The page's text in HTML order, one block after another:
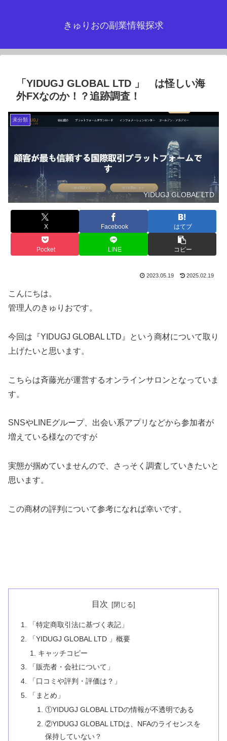
きゅりおの副業情報探求
「YIDUGJ GLOBAL LTD 」 は怪しい海
外FXなのか！？追跡調査！
未分類
YIDUGJ GLOBAL LTD
X Facebook はてブ
Pocket LINE コピー
2023.05.19 2025.02.19
こんにちは。
管理人のきゅりおです。
今回は『YIDUGJ GLOBAL LTD』という商材について取り
上げたいと思います。
こちらは斉藤光が運営するオンラインサロンとなっていま
す。
SNSやLINEグループ、出会い系アプリなどから参加者が
増えている様なのですが
実態が掴めていませんので、さっそく調査していきたいと
思います。
この商材の評判について参考になれば幸いです。
目次
「特定商取引法に基づく表記」
「YIDUGJ GLOBAL LTD 」概要
キャッチコピー
「販売者・会社について」
「口コミや評判・評価は？」
「まとめ」
①YIDUGJ GLOBAL LTDの情報が不透明である
②YIDUGJ GLOBAL LTDは、NFAのライセンスを
保持していない？